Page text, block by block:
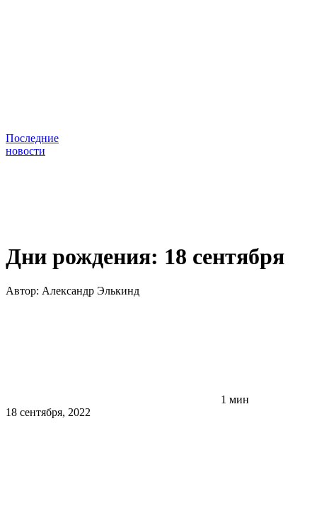
Последние
новости
Дни рождения: 18 сентября
Автор: Александр Элькинд
1 мин
18 сентября, 2022